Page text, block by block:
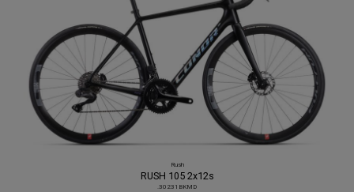
Rush
RUSH 105 2x12s
.30231BKMD